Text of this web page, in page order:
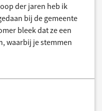
der jaren heb ik
bij de gemeente
bleek dat ze een
waarbij je stemmen